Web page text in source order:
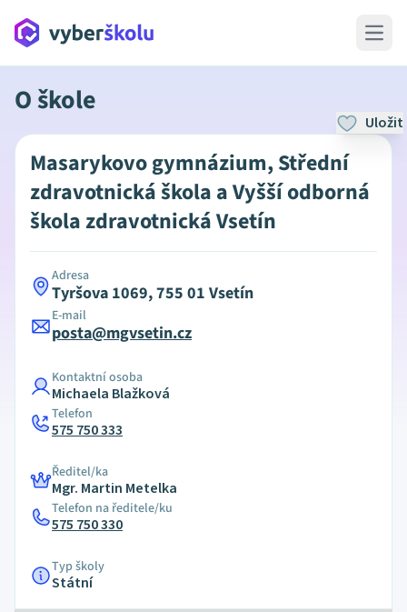
Open
O škole
Uložit
Masarykovo gymnázium, Střední
zdravotnická škola a Vyšší odborná
škola zdravotnická Vsetín
Adresa
Tyršova 1069, 755 01 Vsetín
E-mail
posta@mgvsetin.cz
Kontaktní osoba
Michaela Blažková
Telefon
575 750 333
Ředitel/ka
Mgr. Martin Metelka
Telefon na ředitele/ku
575 750 330
Typ školy
Státní